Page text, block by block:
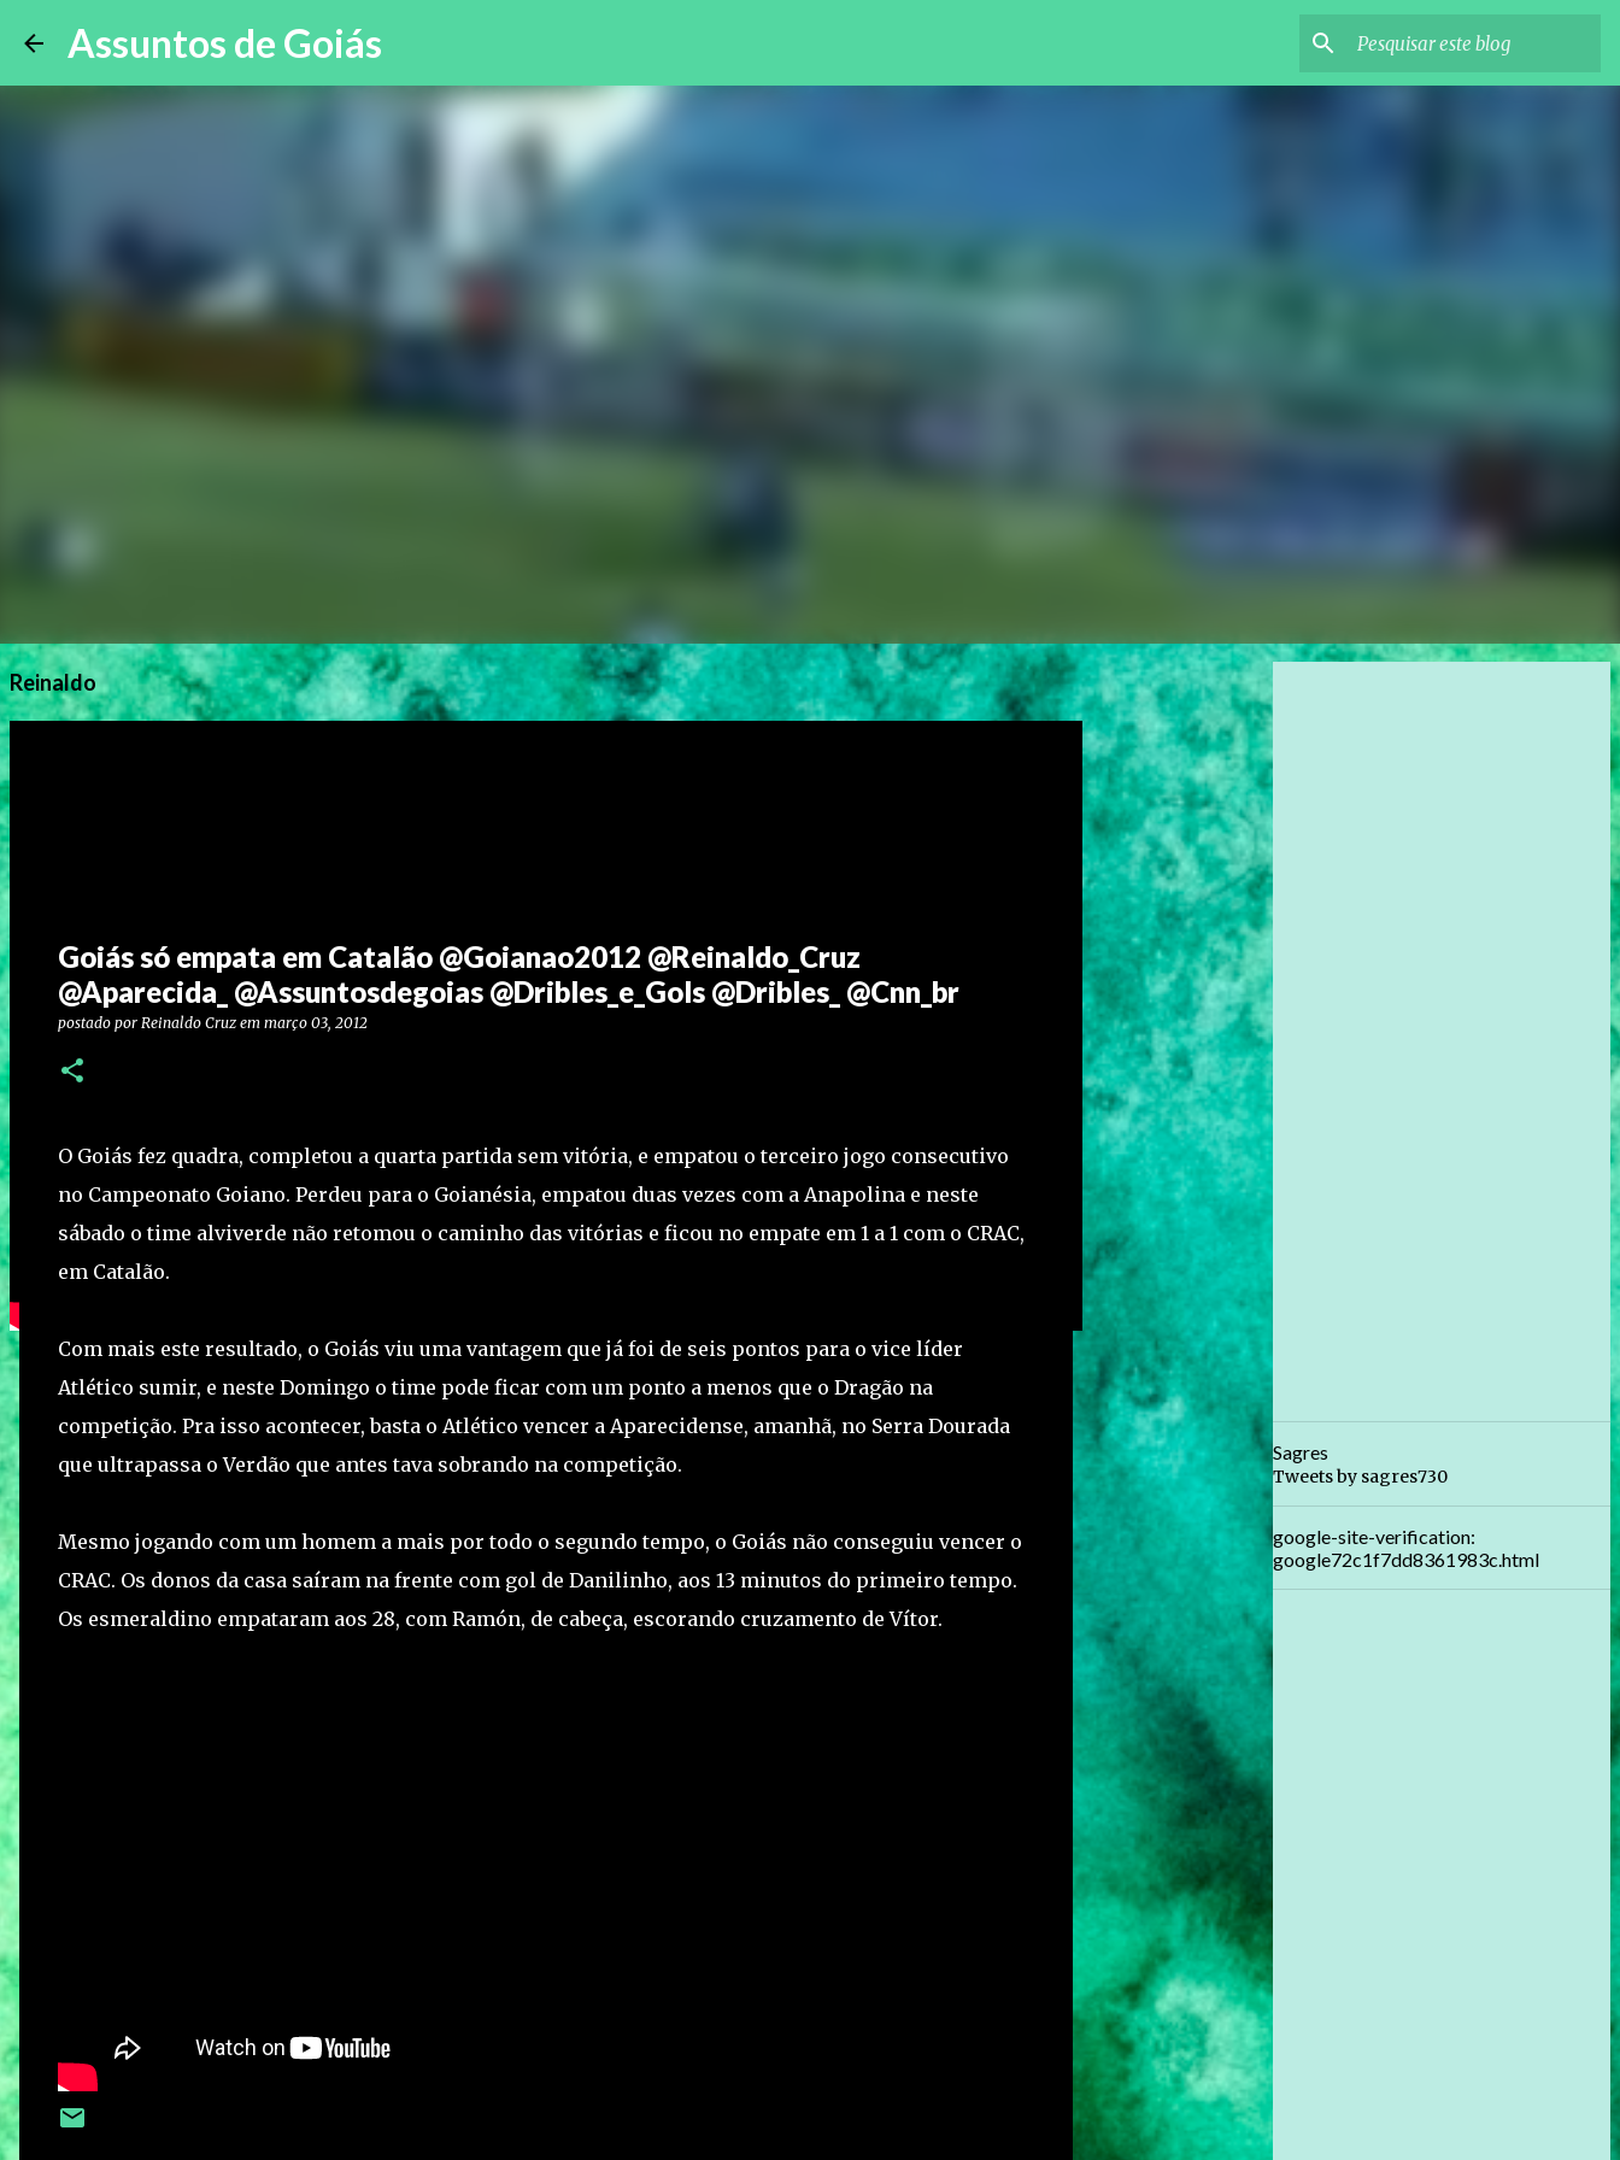
Assuntos de Goiás
Reinaldo
Goiás só empata em Catalão @Goianao2012 @Reinaldo_Cruz
@Aparecida_ @Assuntosdegoias @Dribles_e_Gols @Dribles_ @Cnn_br
postado por Reinaldo Cruz em março 03, 2012
O Goiás fez quadra, completou a quarta partida sem vitória, e empatou o terceiro jogo consecutivo
no Campeonato Goiano. Perdeu para o Goianésia, empatou duas vezes com a Anapolina e neste
sábado o time alviverde não retomou o caminho das vitórias e ficou no empate em 1 a 1 com o CRAC,
em Catalão.
Com mais este resultado, o Goiás viu uma vantagem que já foi de seis pontos para o vice líder
Atlético sumir, e neste Domingo o time pode ficar com um ponto a menos que o Dragão na
competição. Pra isso acontecer, basta o Atlético vencer a Aparecidense, amanhã, no Serra Dourada
que ultrapassa o Verdão que antes tava sobrando na competição.
Mesmo jogando com um homem a mais por todo o segundo tempo, o Goiás não conseguiu vencer o
CRAC. Os donos da casa saíram na frente com gol de Danilinho, aos 13 minutos do primeiro tempo.
Os esmeraldino empataram aos 28, com Ramón, de cabeça, escorando cruzamento de Vítor.
Sagres
Tweets by sagres730
google-site-verification:
google72c1f7dd8361983c.html